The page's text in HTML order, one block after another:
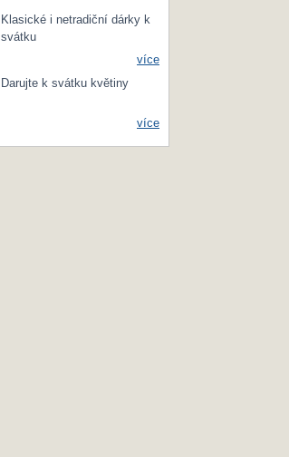
Klasické i netradiční dárky k
svátku
více
Darujte k svátku květiny
více